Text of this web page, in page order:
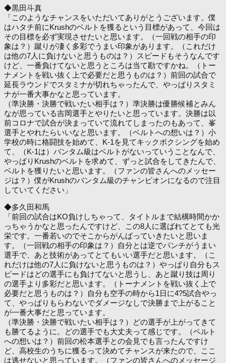
◆黒田斗真
「このようなチャンスをいただいてありがとうございます。僕
はハタチ前にKrushのベルトを獲るという目標があって、今回は
その目標を必ず実現させたいと思います。（一回戦の相手の印
象は？）蹴りが凄く多彩でうまい印象があります。（これだけ
は他の7人に負けないと思うものは？）スピードもそうなんです
けど、一番負けてないと思うところは当て勘ですかね。（トー
ナメントを戦い抜く上で必要だと思うものは？）前回の試合で
延長ラウンドでスタミナが切れちゃったんで、やっぱりスタミ
ナが一番大事かなと思っています。
（準決勝・決勝で戦いたい相手は？）準決勝は優勝候補とみん
なが思っている吉岡選手とやりたいと思っています。決勝は以
前コロナで試合が決まっていて流れてしまったのもあって、峯
選手とやれたらいいなと思います。（ベルトへの想いは？）小
学校の時に格闘技を始めて、K-1を見てキックボクシングを始め
て、（K-1は）バンタム級はベルトがないっていうことなんで、
やっぱりKrushのベルトを求めて、ずっと試合をしてきたんで、
ベルトを獲りたいと思います。（ファンの皆さんへのメッセー
ジは？）僕がKrushのバンタム級のチャンピオンになるので注目
していてください」
◆多久田和馬
「前回の試合はKO負けしちゃって、タイトルまで結構時間かか
っちゃうかなと思ったんですけど、この8人に選ばれてとても光
栄です。一番若いのでそこからがんばっていきたいと思いま
す。（一回戦の相手の印象は？）自分とは逆でパンチがうまい
選手で、あと技術があってとてもいい選手だと思います。（こ
れだけは他の7人に負けないと思うものは？）やっぱり自分もス
ピードはどの選手にも負けてないと思うし、あと蹴り技は周り
の選手より多彩だと思います。（トーナメントを戦い抜く上で
必要だと思うものは？）自分も空手の時から1日に4?5試合やっ
て、やっぱりもらわないでダメージなしで決勝まで上がること
が一番大事だと思っています。
（準決勝・決勝で戦いたい相手は？）どの選手が上がってきて
も勝てるように。どの選手でも大丈夫って感じです。（ベルト
への想いは？）前回の松本選手との会見でも言ったんですけ
ど、高校生のうちに獲るって決めてチャンスが来たので、ここ
は逃せないと思っています。（ファンの皆さんへのメッセージ